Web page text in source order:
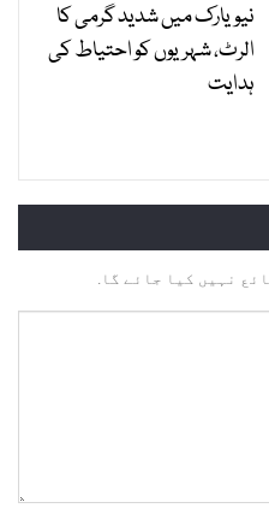
نیویارک میں شدید گرمی کا
الرٹ، شہریوں کو احتیاط کی
ہدایت
نہیں کیا جائے گا.